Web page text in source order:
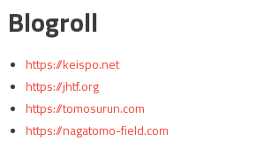
Blogroll
https://keispo.net
https://jhtf.org
https://tomosurun.com
https://nagatomo-field.com